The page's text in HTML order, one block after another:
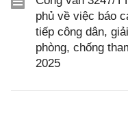
phủ về việc báo
tiếp công dân,
phòng, chống
2025